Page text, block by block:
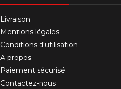
Livraison
Mentions légales
Conditions d'utilisation
A propos
Paiement sécurisé
Contactez-nous